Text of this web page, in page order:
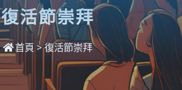
復活節崇拜
首頁 >復活節崇拜